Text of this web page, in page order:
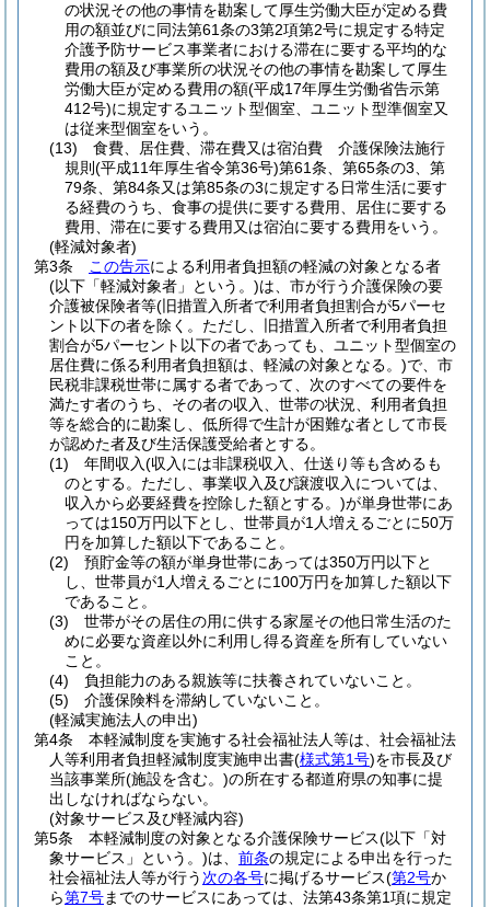
の状況その他の事情を勘案して厚生労働大臣が定める費
用の額並びに同法第61条の3第2項第2号に規定する特定
介護予防サービス事業者における滞在に要する平均的な
費用の額及び事業所の状況その他の事情を勘案して厚生
労働大臣が定める費用の額(平成17年厚生労働省告示第
412号)に規定するユニット型個室、ユニット型準個室又
は従来型個室をいう。
(13)
食費、居住費、滞在費又は宿泊費 介護保険法施行
規則 (平成11年厚生省令第36号)第61条、第65条の3、第
79条、第84条又は第85条の3に規定する日常生活に要す
る経費のうち、食事の提供に要する費用、居住に要する
費用、滞在に要する費用又は宿泊に要する費用をいう。
(軽減対象者)
第3条
この告示による利用者負担額の軽減の対象となる者
(以下「軽減対象者」という。)は、市が行う介護保険の要
介護被保険者等(旧措置入所者で利用者負担割合が5パーセ
ント以下の者を除く。ただし、旧措置入所者で利用者負担
割合が5パーセント以下の者であっても、ユニット型個室の
居住費に係る利用者負担額は、軽減の対象となる。)で、市
民税非課税世帯に属する者であって、次のすべての要件を
満たす者のうち、その者の収入、世帯の状況、利用者負担
等を総合的に勘案し、低所得で生計が困難な者として市長
が認めた者及び生活保護受給者とする。
(1)
年間収入(収入には非課税収入、仕送り等も含めるも
のとする。ただし、事業収入及び譲渡収入については、
収入から必要経費を控除した額とする。)が単身世帯にあ
っては150万円以下とし、世帯員が1人増えるごとに50万
円を加算した額以下であること。
(2)
預貯金等の額が単身世帯にあっては350万円以下と
し、世帯員が1人増えるごとに100万円を加算した額以下
であること。
(3)
世帯がその居住の用に供する家屋その他日常生活のた
めに必要な資産以外に利用し得る資産を所有していない
こと。
(4)
負担能力のある親族等に扶養されていないこと。
(5)
介護保険料を滞納していないこと。
(軽減実施法人の申出)
第4条
本軽減制度を実施する社会福祉法人等は、社会福祉法
人等利用者負担軽減制度実施申出書(様式第1号)を市長及び
当該事業所(施設を含む。)の所在する都道府県の知事に提
出しなければならない。
(対象サービス及び軽減内容)
第5条
本軽減制度の対象となる介護保険サービス(以下「対
象サービス」という。)は、 前条の規定による申出を行った
社会福祉法人等が行う 次の各号に掲げるサービス(第2号か
ら第7号までのサービスにあっては、法第43条第1項に規定